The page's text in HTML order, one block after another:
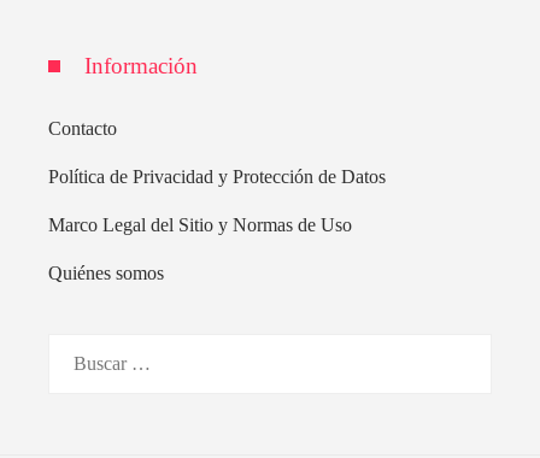
Información
Contacto
Política de Privacidad y Protección de Datos
Marco Legal del Sitio y Normas de Uso
Quiénes somos